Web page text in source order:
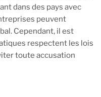
dans des pays avec
peuvent
Cependant, il est
respectent les lois
toute accusation